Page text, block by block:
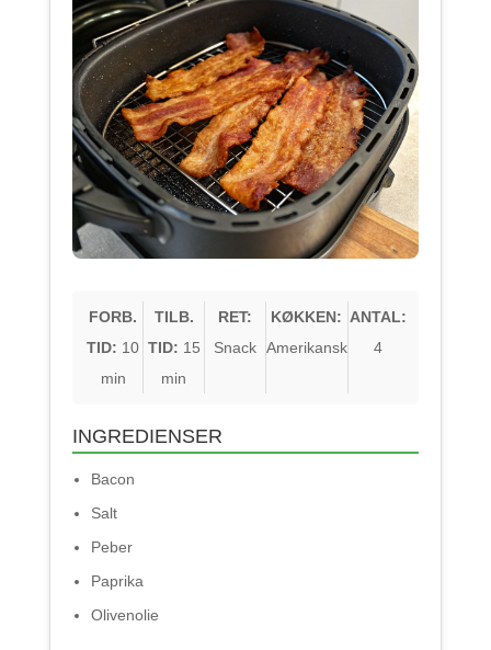
FORB.
TID: 10
min
TILB.
TID: 15
min
RET:
Snack
KØKKEN:
Amerikansk
ANTAL:
4
INGREDIENSER
Bacon
Salt
Peber
Paprika
Olivenolie